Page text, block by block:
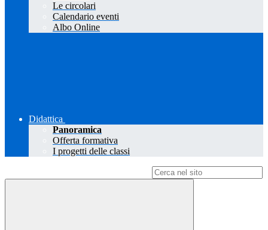
Le circolari
Calendario eventi
Albo Online
Didattica
Panoramica
Offerta formativa
I progetti delle classi